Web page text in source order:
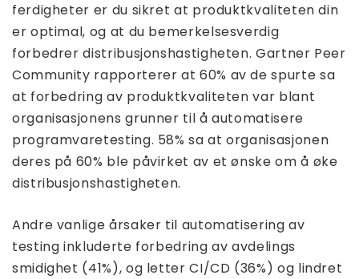
ferdigheter er du sikret at produktkvaliteten din
er optimal, og at du bemerkelsesverdig
forbedrer distribusjonshastigheten. Gartner Peer
Community rapporterer at 60% av de spurte sa
at forbedring av produktkvaliteten var blant
organisasjonens grunner til å automatisere
programvaretesting. 58% sa at organisasjonen
deres på 60% ble påvirket av et ønske om å øke
distribusjonshastigheten.
Andre vanlige årsaker til automatisering av
testing inkluderte forbedring av avdelings
smidighet (41%), og letter CI/CD (36%) og lindret